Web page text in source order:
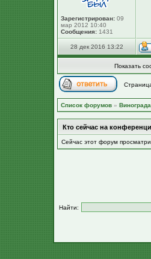
Зарегистрирован: 09
мар 2012 10:40
Сообщения: 1431
28 дек 2016 13:22
Показать
Список форумов »
Кто сейчас на
Сейчас этот форум
Найти: